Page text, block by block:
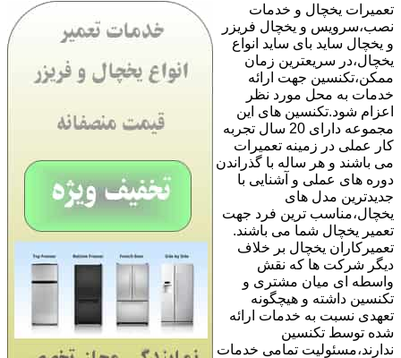
تعمیرات یخچال و خدمات
نصب،سرویس و یخچال فریزر
و یخچال ساید بای ساید انواع
یخچال،در سریعترین زمان
ممکن،تکنسین جهت ارائه
خدمات به محل مورد نظر
اعزام شود.تکنسین های این
مجموعه دارای 20 سال تجربه
کار عملی در زمینه تعمیرات
می باشند و هر ساله با گذراندن
دوره های عملی و آشنایی با
جدیدترین مدل های
یخچال،مناسب ترین فرد جهت
تعمیر یخچال شما می باشند.
تعمیرکاران یخچال بر خلاف
دیگر شرکت ها که نقش
واسطه ای میان مشتری و
تکنسین داشته و هیچگونه
تعهدی نسبت به خدمات ارائه
شده توسط تکنسین
ندارند،مسئولیت تمامی خدمات